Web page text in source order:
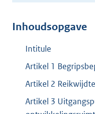
Inhoudsopgave
Intitule
Artikel 1
Artikel 2 Reikwijdte
Artikel 3